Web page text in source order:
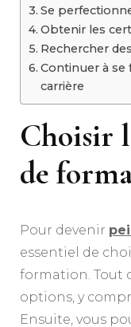
Se
Obtenir les
Rechercher
Continuer à
carrière
Choisir
de
Pour devenir
essentiel de
formation. Tout
options, y
Ensuite, vous